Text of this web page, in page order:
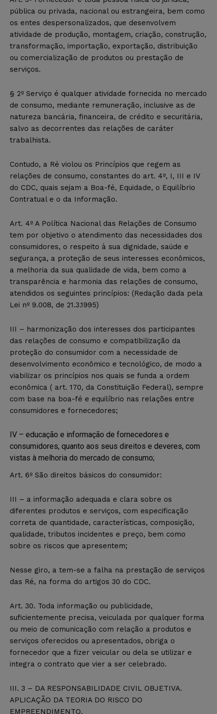
pública ou privada, nacional ou estrangeira, bem como
os entes despersonalizados, que desenvolvem
atividade de produção, montagem, criação, construção,
transformação, importação, exportação, distribuição
ou comercialização de produtos ou prestação de
serviços.
§ 2º Serviço é qualquer atividade fornecida no mercado
de consumo, mediante remuneração, inclusive as de
natureza bancária, financeira, de crédito e securitária,
salvo as decorrentes das relações de caráter
trabalhista.
Contudo, a Ré violou os Princípios que regem as
relações de consumo, constantes do art. 4º, I, III e IV
do CDC, quais sejam a Boa-fé, Equidade, o Equilíbrio
Contratual e o da Informação.
Art. 4º A Política Nacional das Relações de Consumo
tem por objetivo o atendimento das necessidades dos
consumidores, o respeito à sua dignidade, saúde e
segurança, a proteção de seus interesses econômicos,
a melhoria da sua qualidade de vida, bem como a
transparência e harmonia das relações de consumo,
atendidos os seguintes princípios: (Redação dada pela
Lei nº 9.008, de 21.3.1995)
III – harmonização dos interesses dos participantes
das relações de consumo e compatibilização da
proteção do consumidor com a necessidade de
desenvolvimento econômico e tecnológico, de modo a
viabilizar os princípios nos quais se funda a ordem
econômica ( art. 170, da Constituição Federal), sempre
com base na boa-fé e equilíbrio nas relações entre
consumidores e fornecedores;
IV – educação e informação de fornecedores e
consumidores, quanto aos seus direitos e deveres, com
vistas à melhoria do mercado de consumo;
Art. 6º São direitos básicos do consumidor:
III – a informação adequada e clara sobre os
diferentes produtos e serviços, com especificação
correta de quantidade, características, composição,
qualidade, tributos incidentes e preço, bem como
sobre os riscos que apresentem;
Nesse giro, a tem-se a falha na prestação de serviços
das Ré, na forma do artigos 30 do CDC.
Art. 30. Toda informação ou publicidade,
suficientemente precisa, veiculada por qualquer forma
ou meio de comunicação com relação a produtos e
serviços oferecidos ou apresentados, obriga o
fornecedor que a fizer veicular ou dela se utilizar e
integra o contrato que vier a ser celebrado.
III. 3 – DA RESPONSABILIDADE CIVIL OBJETIVA.
APLICAÇÃO DA TEORIA DO RISCO DO
EMPREENDIMENTO.